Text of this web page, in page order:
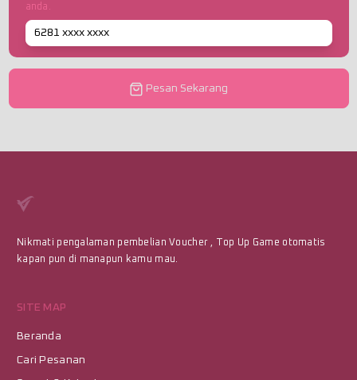
anda.
Pesan Sekarang
Nikmati pengalaman pembelian Voucher , Top Up Game otomatis
kapan pun di manapun kamu mau.
SITE MAP
Beranda
Cari Pesanan